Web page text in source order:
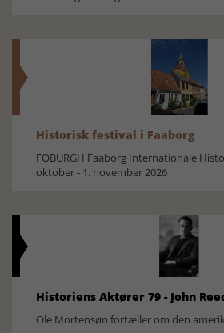
Historisk festival i Faaborg
FOBURGH Faaborg Internationale
oktober - 1. november 2026
Historiens Aktører 79 - John
Ole Mortensøn fortæller om den